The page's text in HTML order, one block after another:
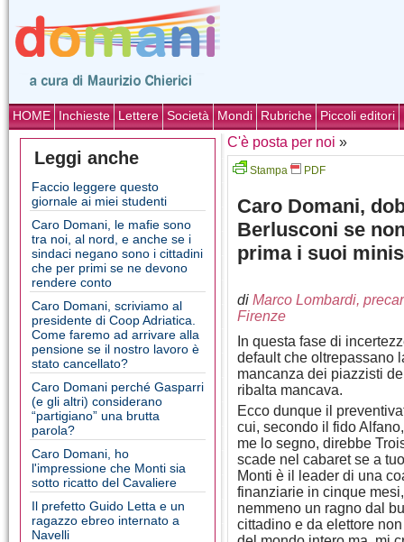
HOME Inchieste Lettere Società Mondi Rubriche Piccoli editori
Leggi anche
Faccio leggere questo
giornale ai miei studenti
Caro Domani, le mafie sono
tra noi, al nord, e anche se i
sindaci negano sono i cittadini
che per primi se ne devono
rendere conto
Caro Domani, scriviamo al
presidente di Coop Adriatica.
Come faremo ad arrivare alla
pensione se il nostro lavoro è
stato cancellato?
Caro Domani perché Gasparri
(e gli altri) considerano
“partigiano” una brutta
parola?
Caro Domani, ho
l'impressione che Monti sia
sotto ricatto del Cavaliere
Il prefetto Guido Letta e un
ragazzo ebreo internato a
Navelli
C'è posta per noi »
Stampa PDF
Caro Domani,
Berlusconi se
prima i suoi
di Marco Lombardi,
Firenze
In questa fase di
default che oltrepassano
mancanza dei piazzisti
ribalta mancava.
Ecco dunque il
cui, secondo il fido
me lo segno, direbbe
scade nel cabaret se a
Monti è il leader di una
finanziarie in cinque
nemmeno un ragno dal
cittadino e da elettore